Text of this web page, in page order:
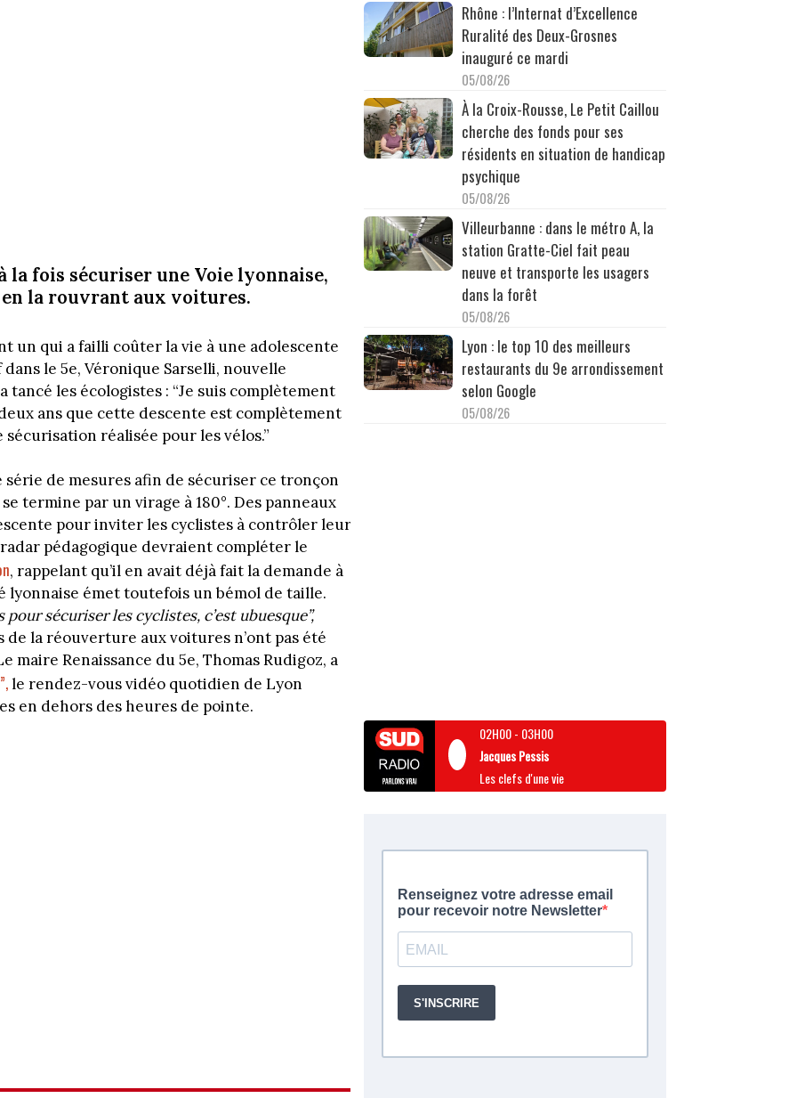
la fois sécuriser une Voie lyonnaise,
la rouvrant aux voitures.
un qui a failli coûter la vie à une adolescente
le 5e, Véronique Sarselli, nouvelle
les écologistes : “Je suis complètement
ans que cette descente est complètement
sécurisation réalisée pour les vélos.”
de mesures afin de sécuriser ce tronçon
termine par un virage à 180°. Des panneaux
pour inviter les cyclistes à contrôler leur
pédagogique devraient compléter le
, rappelant qu’il en avait déjà fait la demande à
émet toutefois un bémol de taille.
sécuriser les cyclistes, c’est ubuesque”,
la réouverture aux voitures n’ont pas été
maire Renaissance du 5e, Thomas Rudigoz, a
le rendez-vous vidéo quotidien de Lyon
en dehors des heures de pointe.
Rhône : l’Internat d’Excellence
Ruralité des Deux-Grosnes
inauguré ce mardi
05/08/26
À la Croix-Rousse, Le Petit Caillou
cherche des fonds pour ses
résidents en situation de handicap
psychique
05/08/26
Villeurbanne : dans le métro A, la
station Gratte-Ciel fait peau
neuve et transporte les usagers
dans la forêt
05/08/26
Lyon : le top 10 des meilleurs
restaurants du 9e arrondissement
selon Google
05/08/26
02H00- 03H00
Jacques Pessis
Les clefs d'une vie